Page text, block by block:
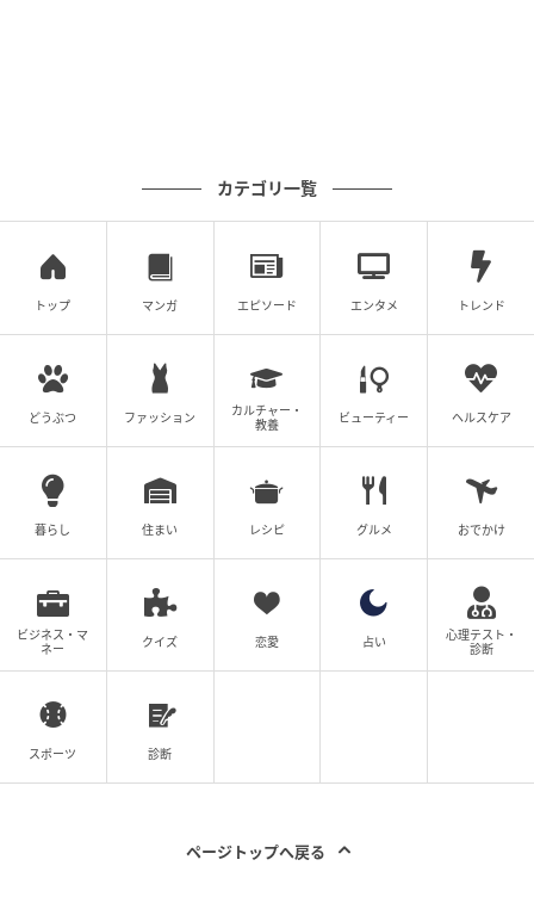
選び方や飾り方を工夫して、観葉植物と暮らす部屋づ
くりを楽しんでみませんか？
ライター：桐野由衣
住宅設備メーカーや住宅コンサルタント会社、大手リ
ノベーション設計会社にて新築分譲マンションの設計
変更、戸建住宅・オフィス・医療施設等の設計および
インテリアコーディネートに携わる。
建築関連分野の記事執筆・校正校閲・監修業務、企業
研修講師、インテリアコーディネーター資格対策テキ
スト監修、工務店の施工事例集ディレクションなどの
実績も多数。
【エピソード募集】日常のちょっとした体験、TRILL
でシェアしませんか？【2分で完了・匿名】
次の記事
カテゴリ一覧
トップ マンガ エピソード エンタメ トレンド
どうぶつ ファッション
カルチャー・
教養
ビューティー ヘルスケア
暮らし 住まい レシピ グルメ おでかけ
ビジネス・マ
ネー
クイズ 恋愛 占い
心理テスト・
診断
スポーツ 診断
ページトップへ戻る